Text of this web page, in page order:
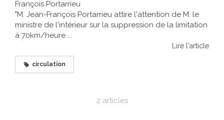
François Portarrieu
"M. Jean-François Portarrieu attire l'attention de M. le
ministre de l'intérieur sur la suppression de la limitation
à 70km/heure ...
Lire l'article
circulation
2 articles